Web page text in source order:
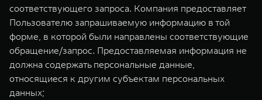
соответствующего запроса. Компания предоставляет
Пользователю запрашиваемую информацию в той
форме, в которой были направлены соответствующие
обращение/запрос. Предоставляемая информация не
должна содержать персональные данные,
относящиеся к другим субъектам персональных
данных;